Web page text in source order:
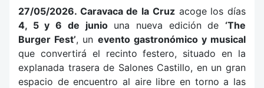
27/05/2026. Caravaca de la Cruzacoge los días
4, 5 y 6 de juniouna nueva edición de ‘The
Burger Fest’, un evento gastronómico y musical
que convertirá el recinto festero, situado en la
explanada trasera de Salones Castillo, en un gran
espacio de encuentro al aire libre en torno a las